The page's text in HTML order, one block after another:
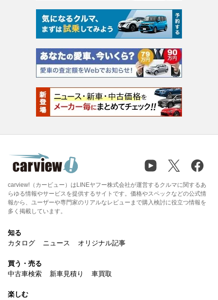
carview!（カービュー）はLINEヤフー株式会社が運営するクルマに関するあ
らゆる情報やサービスを提供するサイトです。価格やスペックなどの公式情
報から、ユーザーや専門家のリアルなレビューまで購入検討に役立つ情報を
多く掲載しています。
知る
カタログ
ニュース オリジナル記事
買う・売る
中古車検索
新車見積り 車買取
楽しむ